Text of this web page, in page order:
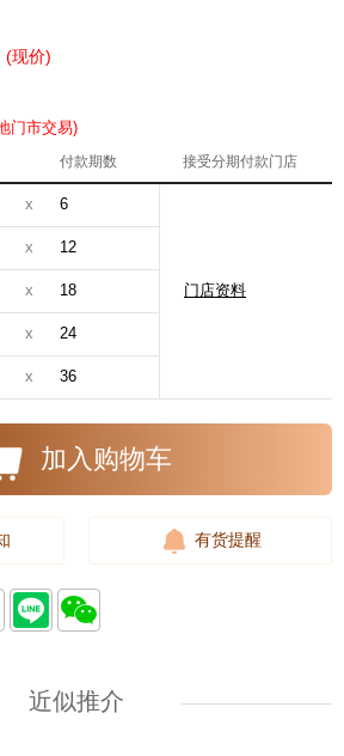
(现价)
门市交易)
付款期数 接受分期付款门店
x 6
门店资料
x 12
x 18
x 24
x 36
加入购物车
有货提醒
近似推介